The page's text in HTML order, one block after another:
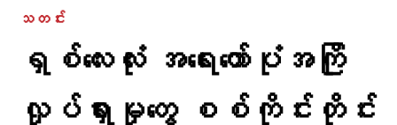
သတင်း
ရှစ်လေးလုံး အရေးတော်ပုံအကြို